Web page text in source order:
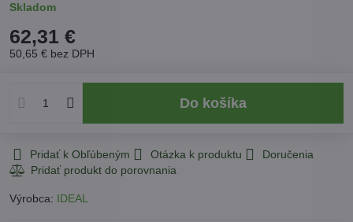
Skladom
62,31 €
50,65 € bez DPH
Do košíka
Pridať k Obľúbeným Otázka k produktu Doručenia
Výrobca: IDEAL